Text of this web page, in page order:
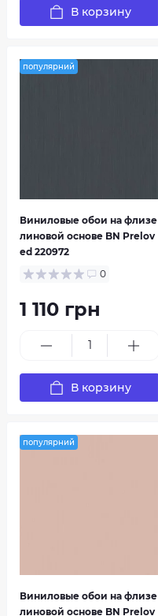
В корзину
популярний
Виниловые обои на флизе
линовой основе BN Prelov
ed 220972
0
1 110 грн
В корзину
популярний
Виниловые обои на флизе
линовой основе BN Prelov